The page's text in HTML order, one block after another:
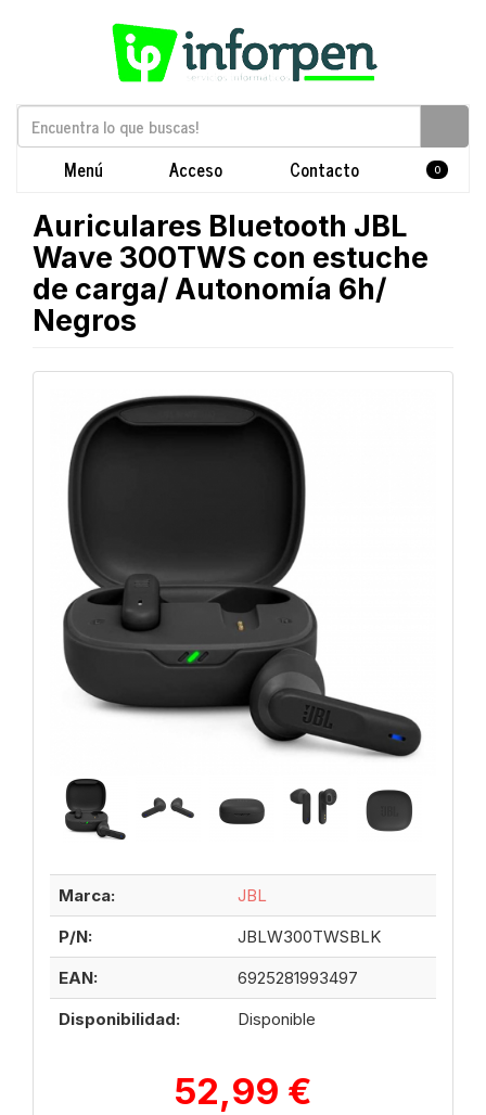
Menú Acceso Contacto 0
Auriculares Bluetooth JBL
Wave 300TWS con estuche
de carga/ Autonomía 6h/
Negros
Marca:
JBL
P/N:
JBLW300TWSBLK
EAN:
6925281993497
Disponibilidad:
Disponible
52,99 €